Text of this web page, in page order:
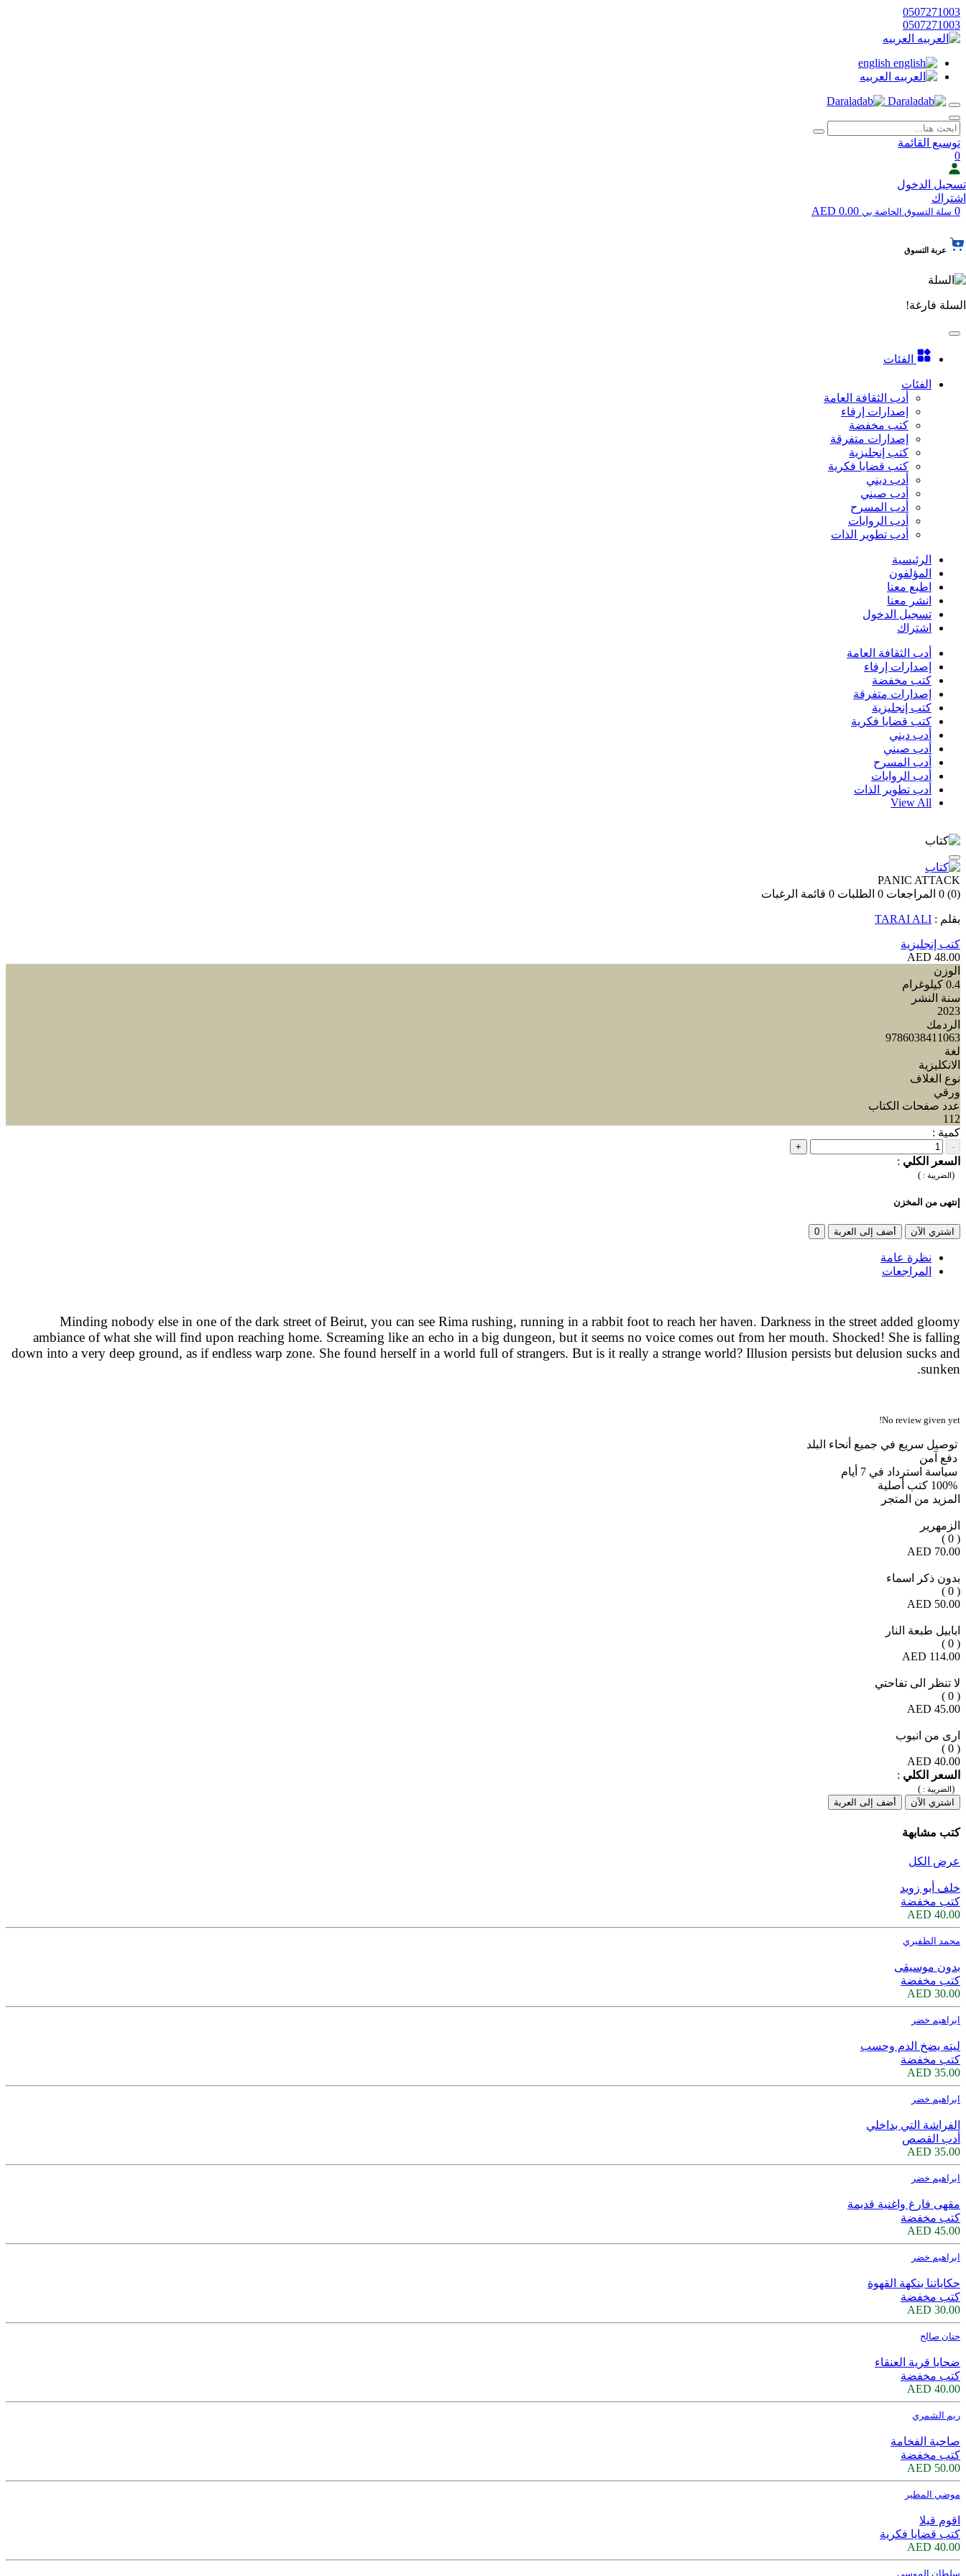
0507271003
0507271003
العربيه
english
العربيه
توسيع القائمة
0
تسجيل الدخول
اشتراك
0 سلة التسوق الخاصة بي
عربة التسوق
السلة فارغة!
الفئات
الفئات
أدب الثقافة العامة
إصدارات إرفاء
كتب مخفضة
إصدارات متفرقة
كتب إنجليزية
كتب قضايا فكرية
أدب ديني
أدب صيني
أدب المسرح
أدب الروايات
أدب تطوير الذات
الرئيسية
المؤلفون
اطبع معنا
انشر معنا
تسجيل الدخول
اشتراك
أدب الثقافة العامة
إصدارات إرفاء
كتب مخفضة
إصدارات متفرقة
كتب إنجليزية
كتب قضايا فكرية
أدب ديني
أدب صيني
أدب المسرح
أدب الروايات
أدب تطوير الذات
View All
PANIC ATTACK
(0)
0 المراجعات 0 الطلبات 0 قائمة الرغبات
بقلم : TARAI ALI
كتب إنجليزية
48.00 AED
الوزن
0.4 كيلوغرام
سنة النشر
2023
الردمك
9786038411063
لغة
الانكليزية
نوع الغلاف
ورقي
عدد صفحات الكتاب
112
كمية :
-
+
السعر الكلي :
(الضريبة : )
إنتهى من المخزن
اشتري الآن أضف إلى العربة 0
نظرة عامة
المراجعات
Minding nobody else in one of the dark street of Beirut, you can see Rima rushing, running in a rabbit foot to reach her haven. Darkness in the street added gloomy
ambiance of what she will find upon reaching home. Screaming like an echo in a big dungeon, but it seems no voice comes out from her mouth. Shocked! She is falling
down into a very deep ground, as if endless warp zone. She found herself in a world full of strangers. But is it really a strange world? Illusion persists but delusion sucks and
sunken.
No review given yet!
توصيل سريع في جميع أنحاء البلد
دفع آمن
سياسة استرداد في 7 أيام
100% كتب أصلية
المزيد من المتجر
الزمهرير
( 0 )
70.00 AED
بدون ذكر اسماء
( 0 )
50.00 AED
ابابيل طبعة النار
( 0 )
114.00 AED
لا تنظر الى تفاحتي
( 0 )
45.00 AED
ارى من انبوب
( 0 )
40.00 AED
السعر الكلي :
( الضريبة : )
اشتري الآن
أضف إلى العربة
كتب مشابهة
عرض الكل
خلف أبو زويد
كتب مخفضة
40.00 AED
محمد الظفيري
بدون موسيقى
كتب مخفضة
30.00 AED
ابراهيم خضر
ليته يضخ الدم وحسب
كتب مخفضة
35.00 AED
ابراهيم خضر
الفراشة التي بداخلي
أدب القصص
35.00 AED
ابراهيم خضر
مقهى فارغ واغنية قديمة
كتب مخفضة
45.00 AED
ابراهيم خضر
حكاياتنا بنكهة القهوة
كتب مخفضة
30.00 AED
حنان صالح
ضحايا قرية العنقاء
كتب مخفضة
40.00 AED
ريم الشمري
صاحبة الفخامة
كتب مخفضة
50.00 AED
موضي المطير
اقوم قيلا
كتب قضايا فكرية
40.00 AED
سلطان الموسى